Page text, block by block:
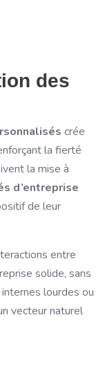
des
crée
la fierté
la mise à
d’entreprise
de leur
entre
solide, sans
lourdes ou
vecteur naturel